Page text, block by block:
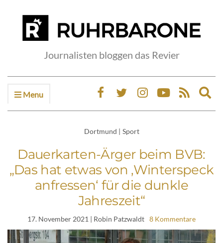
Journalisten bloggen das Revier
Menu
Dortmund | Sport
Dauerkarten-Ärger beim BVB:
„Das hat etwas von ‚Winterspeck
anfressen‘ für die dunkle
Jahreszeit“
17. November 2021 | Robin Patzwaldt 8 Kommentare